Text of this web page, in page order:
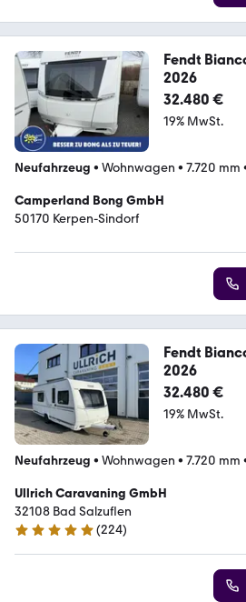
Fendt
2026
32.480 €
19% MwSt.
Neufahrzeug • Wohnwagen • 7.720 mm
Camperland Bong GmbH
50170 Kerpen-Sindorf
Fendt
2026
32.480 €
19% MwSt.
Neufahrzeug • Wohnwagen • 7.720 mm
Ullrich Caravaning GmbH
32108 Bad Salzuflen
4.9 Sterne
(224)